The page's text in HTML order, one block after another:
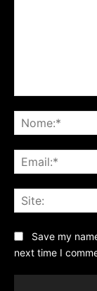
Save my
next time I